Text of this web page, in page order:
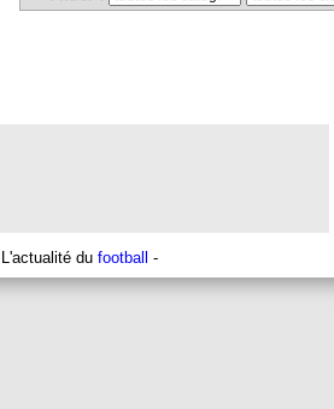
du football -